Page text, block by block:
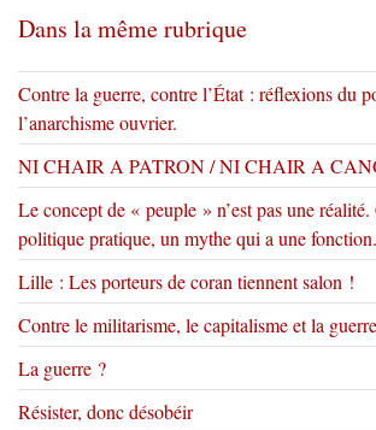
Dans la même rubrique
Contre la guerre, contre l’État : réflexions du
l’anarchisme ouvrier.
NI CHAIR A PATRON / NI CHAIR A
Le concept de « peuple » n’est pas une
politique pratique, un mythe qui a une fonction.
Lille : Les porteurs de coran tiennent salon !
Contre le militarisme, le capitalisme et la
La guerre ?
Résister, donc désobéir